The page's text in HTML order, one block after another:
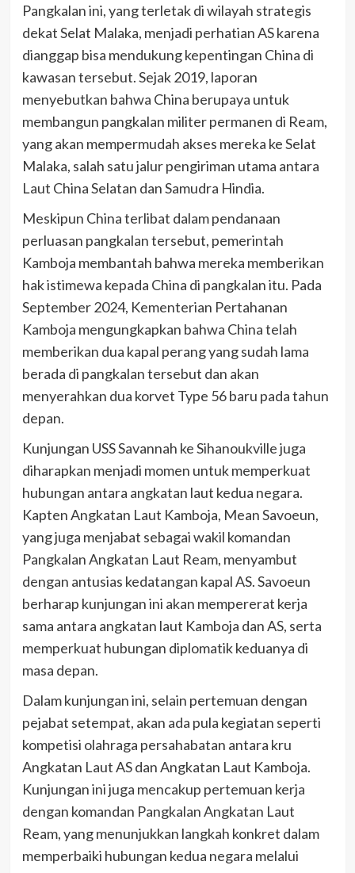
Pangkalan ini, yang terletak di wilayah strategis
dekat Selat Malaka, menjadi perhatian AS karena
dianggap bisa mendukung kepentingan China di
kawasan tersebut. Sejak 2019, laporan
menyebutkan bahwa China berupaya untuk
membangun pangkalan militer permanen di Ream,
yang akan mempermudah akses mereka ke Selat
Malaka, salah satu jalur pengiriman utama antara
Laut China Selatan dan Samudra Hindia.
Meskipun China terlibat dalam pendanaan
perluasan pangkalan tersebut, pemerintah
Kamboja membantah bahwa mereka memberikan
hak istimewa kepada China di pangkalan itu. Pada
September 2024, Kementerian Pertahanan
Kamboja mengungkapkan bahwa China telah
memberikan dua kapal perang yang sudah lama
berada di pangkalan tersebut dan akan
menyerahkan dua korvet Type 56 baru pada tahun
depan.
Kunjungan USS Savannah ke Sihanoukville juga
diharapkan menjadi momen untuk memperkuat
hubungan antara angkatan laut kedua negara.
Kapten Angkatan Laut Kamboja, Mean Savoeun,
yang juga menjabat sebagai wakil komandan
Pangkalan Angkatan Laut Ream, menyambut
dengan antusias kedatangan kapal AS. Savoeun
berharap kunjungan ini akan mempererat kerja
sama antara angkatan laut Kamboja dan AS, serta
memperkuat hubungan diplomatik keduanya di
masa depan.
Dalam kunjungan ini, selain pertemuan dengan
pejabat setempat, akan ada pula kegiatan seperti
kompetisi olahraga persahabatan antara kru
Angkatan Laut AS dan Angkatan Laut Kamboja.
Kunjungan ini juga mencakup pertemuan kerja
dengan komandan Pangkalan Angkatan Laut
Ream, yang menunjukkan langkah konkret dalam
memperbaiki hubungan kedua negara melalui